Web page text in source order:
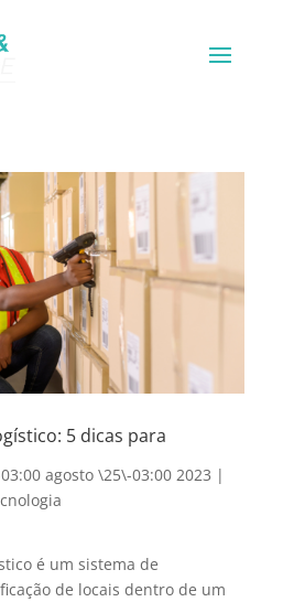
5 dicas para
agosto \25\-03:00 2023 |
é um sistema de
de locais dentro de um